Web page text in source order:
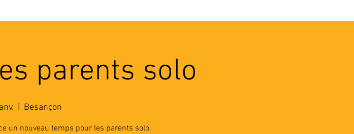
parents solo
Besançon
un nouveau temps pour les parents solo.